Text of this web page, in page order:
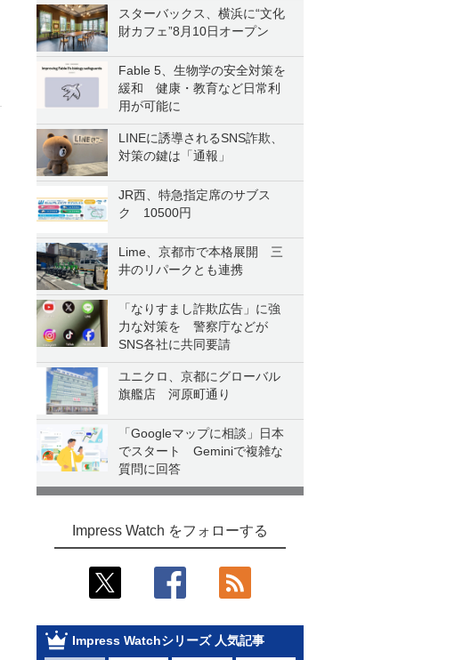
スターバックス、横浜に“文化
財カフェ”8月10日オープン
Fable 5、生物学の安全対策を
緩和 健康・教育など日常利
用が可能に
LINEに誘導されるSNS詐欺、
対策の鍵は「通報」
JR西、特急指定席のサブス
ク 10500円
Lime、京都市で本格展開 三
井のリパークとも連携
「なりすまし詐欺広告」に強
力な対策を 警察庁などが
SNS各社に共同要請
ユニクロ、京都にグローバル
旗艦店 河原町通り
「Googleマップに相談」日本
でスタート Geminiで複雑な
質問に回答
Impress Watch をフォローする
Impress Watchシリーズ 人気記事